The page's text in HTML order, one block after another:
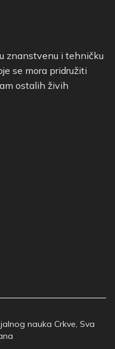
znanstvenu i tehničku
se mora pridružiti
ostalih živih
nauka Crkve, Sva